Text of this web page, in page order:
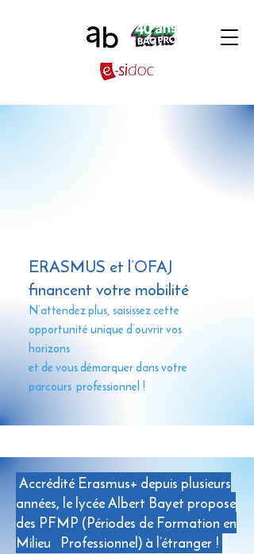
ERASMUS et l’OFAJ
financent votre mobilité
N’attendez plus, saisissez cette
opportunité unique d’ouvrir vos
horizons
et de vous démarquer dans votre
parcours professionnel !
Accrédité Erasmus+ depuis plusieurs
années, le lycée Albert Bayet propose
des PFMP (Périodes de Formation en
Milieu Professionnel) à l’étranger !